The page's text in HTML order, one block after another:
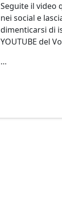
Seguite il video
nei social e
dimenticarsi di
YOUTUBE del
…